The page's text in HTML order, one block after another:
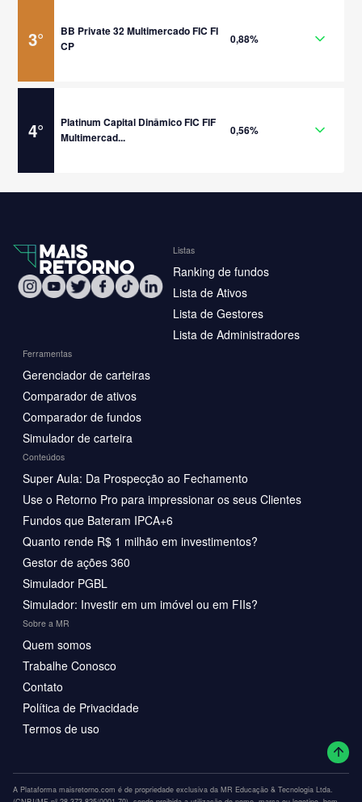
3°
BB Private 32 Multimercado FIC FI
CP
0,88%
4°
Platinum Capital Dinâmico FIC FIF
Multimercad...
0,56%
Listas
Ranking de fundos
Lista de Ativos
Lista de Gestores
Lista de Administradores
Ferramentas
Gerenciador de carteiras
Comparador de ativos
Comparador de fundos
Simulador de carteira
Conteúdos
Super Aula: Da Prospecção ao Fechamento
Use o Retorno Pro para impressionar os seus Clientes
Fundos que Bateram IPCA+6
Quanto rende R$ 1 milhão em investimentos?
Gestor de ações 360
Simulador PGBL
Simulador: Investir em um imóvel ou em FIIs?
Sobre a MR
Quem somos
Trabalhe Conosco
Contato
Política de Privacidade
Termos de uso
A Plataforma maisretorno.com é de propriedade exclusiva da MR Educação & Tecnologia Ltda.